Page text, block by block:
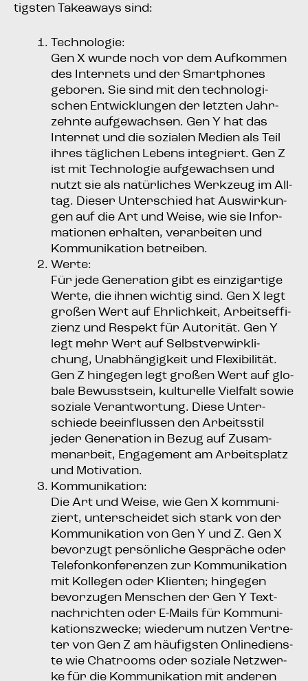
tigs­ten Takea­ways sind:
Tech­no­lo­gie:
Gen X wur­de noch vor dem Auf­kom­men
des Inter­nets und der Smart­phones
gebo­ren. Sie sind mit den tech­no­lo­gi­
schen Ent­wick­lun­gen der letz­ten Jahr­
zehn­te auf­ge­wach­sen. Gen Y hat das
Inter­net und die sozia­len Medi­en als Teil
ihres täg­li­chen Lebens inte­griert. Gen Z
ist mit Tech­no­lo­gie auf­ge­wach­sen und
nutzt sie als natür­li­ches Werk­zeug im All­
tag. Die­ser Unter­schied hat Aus­wir­kun­
gen auf die Art und Wei­se, wie sie Infor­
ma­tio­nen erhal­ten, ver­ar­bei­ten und
Kom­mu­ni­ka­ti­on betreiben.
Wer­te:
Für jede Gene­ra­ti­on gibt es ein­zig­ar­ti­ge
Wer­te, die ihnen wich­tig sind. Gen X legt
gro­ßen Wert auf Ehr­lich­keit, Arbeits­ef­fi­
zi­enz und Respekt für Auto­ri­tät. Gen Y
legt mehr Wert auf Selbst­ver­wirk­li­
chung, Unab­hän­gig­keit und Fle­xi­bi­li­tät.
Gen Z hin­ge­gen legt gro­ßen Wert auf glo­
ba­le Bewusst­sein, kul­tu­rel­le Viel­falt sowie
sozia­le Ver­ant­wor­tung. Die­se Unter­
schie­de beein­flus­sen den Arbeits­stil
jeder Gene­ra­ti­on in Bezug auf Zusam­
men­ar­beit, Enga­ge­ment am Arbeits­platz
und Motivation.
Kom­mu­ni­ka­ti­on:
Die Art und Wei­se, wie Gen X kom­mu­ni­
ziert, unter­schei­det sich stark von der
Kom­mu­ni­ka­ti­on von Gen Y und Z. Gen X
bevor­zugt per­sön­li­che Gesprä­che oder
Tele­fon­kon­fe­ren­zen zur Kom­mu­ni­ka­ti­on
mit Kol­le­gen oder Kli­en­ten; hin­ge­gen
bevor­zu­gen Men­schen der Gen Y Text­
nach­rich­ten oder E‑Mails für Kom­mu­ni­
ka­ti­ons­zwe­cke; wie­der­um nut­zen Ver­tre­
ter von Gen Z am häu­figs­ten Online­diens­
te wie Chat­rooms oder sozia­le Netz­wer­
ke für die Kom­mu­ni­ka­ti­on mit ande­ren